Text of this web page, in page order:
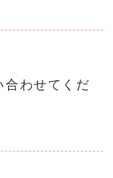
合わせてくだ